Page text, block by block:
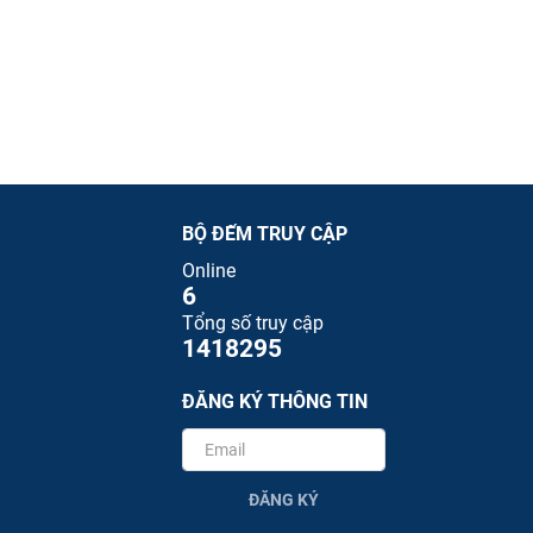
BỘ ĐẾM TRUY CẬP
Online
6
Tổng số truy cập
1418295
ĐĂNG KÝ THÔNG TIN
ĐĂNG KÝ